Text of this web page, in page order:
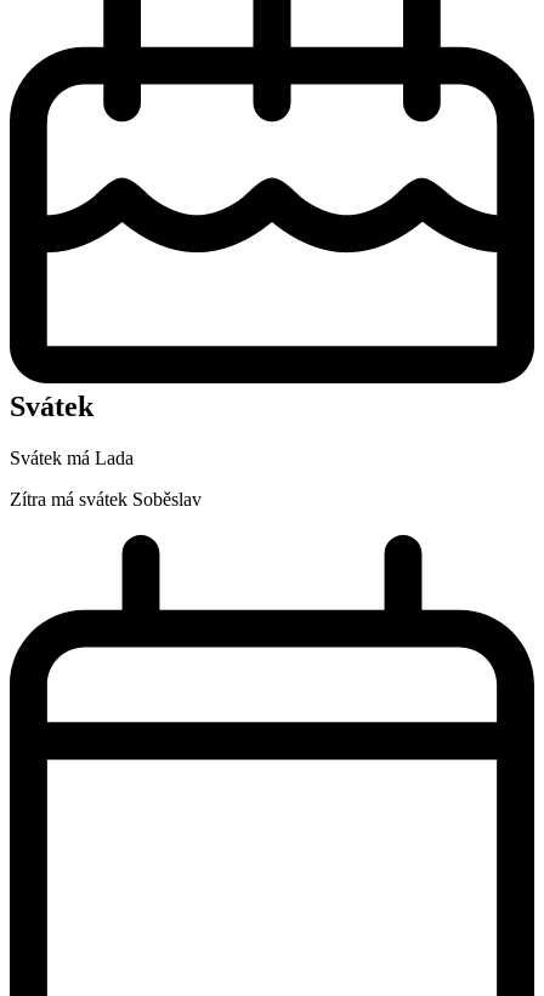
Svátek
Svátek má Lada
Zítra má svátek Soběslav